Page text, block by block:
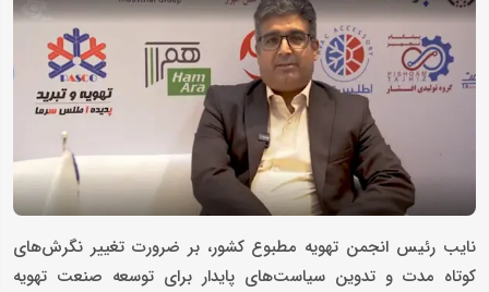
نایب رئیس انجمن تهویه مطبوع کشور، بر ضرورت تغییر نگرش‌های
کوتاه‌ مدت و تدوین سیاست‌های پایدار برای توسعه صنعت تهویه